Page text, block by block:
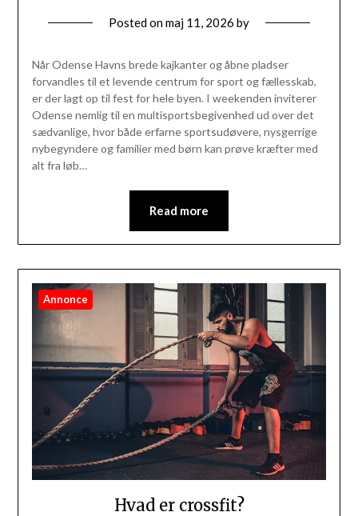
Posted onmaj 11, 2026 by
Når Odense Havns brede kajkanter og åbne pladser
forvandles til et levende centrum for sport og fællesskab,
er der lagt op til fest for hele byen. I weekenden inviterer
Odense nemlig til en multisportsbegivenhed ud over det
sædvanlige, hvor både erfarne sportsudøvere, nysgerrige
nybegyndere og familier med børn kan prøve kræfter med
alt fra løb…
Read more
Annonce
Hvad er crossfit?